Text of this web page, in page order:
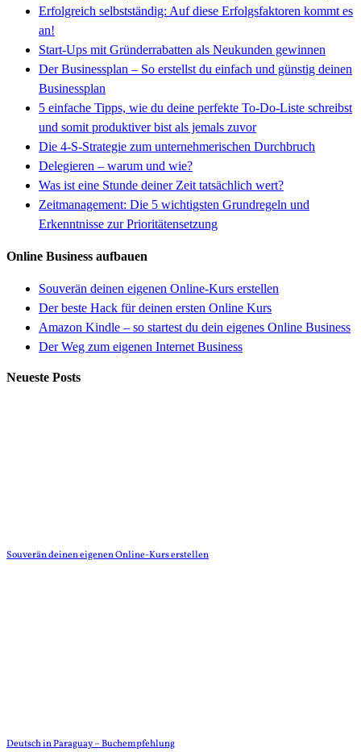
Erfolgreich selbstständig: Auf diese Erfolgsfaktoren kommt es
an!
Start-Ups mit Gründerrabatten als Neukunden gewinnen
Der Businessplan – So erstellst du einfach und günstig deinen
Businessplan
5 einfache Tipps, wie du deine perfekte To-Do-Liste schreibst
und somit produktiver bist als jemals zuvor
Die 4-S-Strategie zum unternehmerischen Durchbruch
Delegieren – warum und wie?
Was ist eine Stunde deiner Zeit tatsächlich wert?
Zeitmanagement: Die 5 wichtigsten Grundregeln und
Erkenntnisse zur Prioritätensetzung
Online Business aufbauen
Souverän deinen eigenen Online-Kurs erstellen
Der beste Hack für deinen ersten Online Kurs
Amazon Kindle – so startest du dein eigenes Online Business
Der Weg zum eigenen Internet Business
Neueste Posts
Souverän deinen eigenen Online-Kurs erstellen
Deutsch in Paraguay – Buchempfehlung